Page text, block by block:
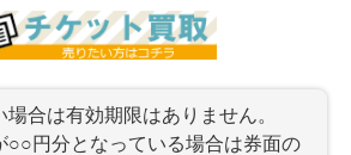
合は有効期限はありません。
○○円分となっている場合は券面の